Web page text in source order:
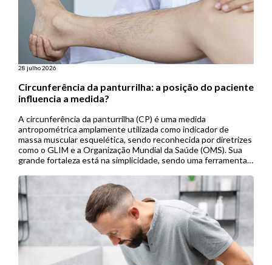
28 julho 2026
Circunferência da panturrilha: a posição do paciente
influencia a medida?
A circunferência da panturrilha (CP) é uma medida
antropométrica amplamente utilizada como indicador de
massa muscular esquelética, sendo reconhecida por diretrizes
como o GLIM e a Organização Mundial da Saúde (OMS). Sua
grande fortaleza está na simplicidade, sendo uma ferramenta
útil em contextos de menor […]